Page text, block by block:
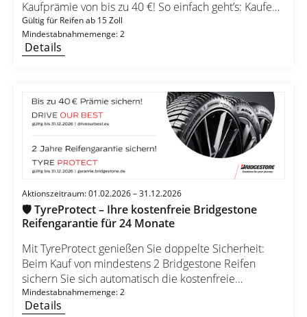
Kaufprämie von bis zu 40 €! So einfach geht’s: Kaufen
Sie mindestens 2 Bridgestone Reifen ab 15 Zoll im
teilnehmenden Handel. Registrieren Sie Ihren Kauf
nachträglich online. Wählen Sie Ihre Wunschprämie
DRIVE OUR BEST Reifen = 20 € Prämie 2 Bridgestone
DRIVE OUR BEST Reifen = 10 € Prämie Reifen ab 18
Zoll 4 Bridgestone DRIVE OUR BEST Reifen = 40 €
Prämie 2 Bridgestone DRIVE OUR BEST Reifen = 20 €
Prämie
Gültig für Reifen ab 15 Zoll
Mindestabnahmemenge: 2
Details
Aktionszeitraum: 01.02.2026 – 31.12.2026
🛡️ TyreProtect – Ihre kostenfreie Bridgestone
Reifengarantie für 24 Monate
Mit TyreProtect genießen Sie doppelte Sicherheit:
Beim Kauf von mindestens 2 Bridgestone Reifen
sichern Sie sich automatisch die kostenfreie
Reifengarantie für 24 Monate. Ihre Vorteile auf einen
Blick: ✔ 24 Monate Reifengarantie ohne Zusatzkosten
Mindestabnahmemenge: 2
Details